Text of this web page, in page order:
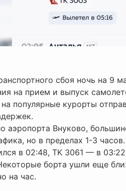
сбоя ночь на 9
на прием и выпуск
популярные курорты
аэропорта Внуково,
но в пределах 1-3
в 02:48, TK 3061 — в
борта ушли еще
на час.